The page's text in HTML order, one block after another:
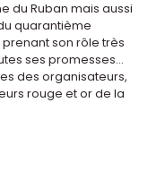
du Ruban mais aussi
quarantième
son rôle très
ses promesses...
des organisateurs,
rouge et or de la